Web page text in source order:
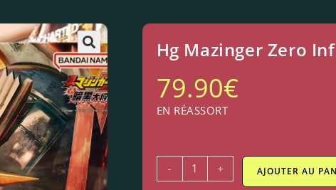
Hg Mazinger Zero
79.90€
EN RÉASSORT
- + AJOUTER AU